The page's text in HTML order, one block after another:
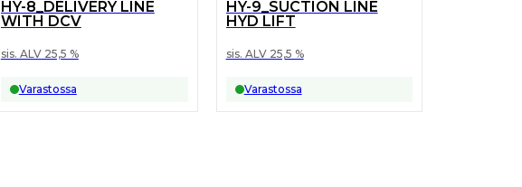
HY-8_DELIVERY LINE
WITH DCV
sis. ALV 25,5 %
Varastossa
HY-9_SUCTION LINE
HYD LIFT
sis. ALV 25,5 %
Varastossa